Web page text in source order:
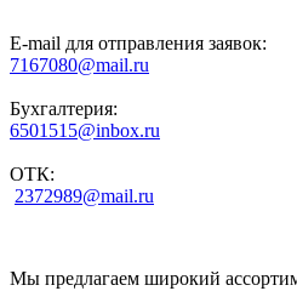
E-mail для отправления заявок:
7167080@mail.ru
Бухгалтерия:
6501515@inbox.ru
ОТК:
2372989@mail.ru
Мы предлагаем широкий